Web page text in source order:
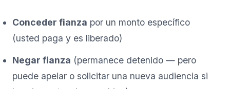
Conceder fianza por un monto específico
(usted paga y es liberado)
Negar fianza (permanece detenido — pero
puede apelar o solicitar una nueva audiencia si